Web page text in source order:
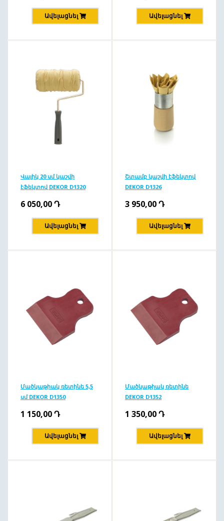
Ավելացնել Ավելացնել
Վալիկ 20 սմ կաշվի
էֆեկտով DEKOR D1320
6 050,00Դ
Ավելացնել
Շտամբ կաշվի էֆեկտով
DEKOR D1326
3 950,00Դ
Ավելացնել
Մածկաթիակ ռետինե 5,5
սմ DEKOR D1350
1 150,00Դ
Ավելացնել
Մածկաթիակ ռետինե
DEKOR D1352
1 350,00Դ
Ավելացնել